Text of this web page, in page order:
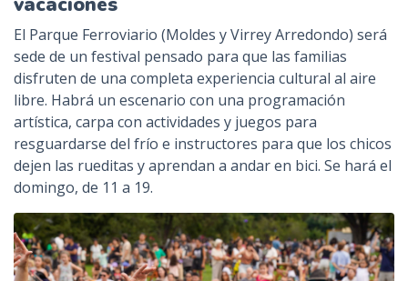
El Parque Ferroviario (Moldes y Virrey Arredondo) será
sede de un festival pensado para que las familias
disfruten de una completa experiencia cultural al aire
libre. Habrá un escenario con una programación
artística, carpa con actividades y juegos para
resguardarse del frío e instructores para que los chicos
dejen las rueditas y aprendan a andar en bici. Se hará el
domingo, de 11 a 19.